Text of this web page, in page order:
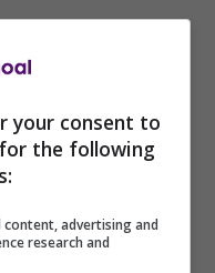
Centrale’ ha
dallaJuventus:
causa alla
your consent to
the following
advertising and
research and